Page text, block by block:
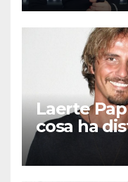
Laerte
cosa ha
Lucarelli